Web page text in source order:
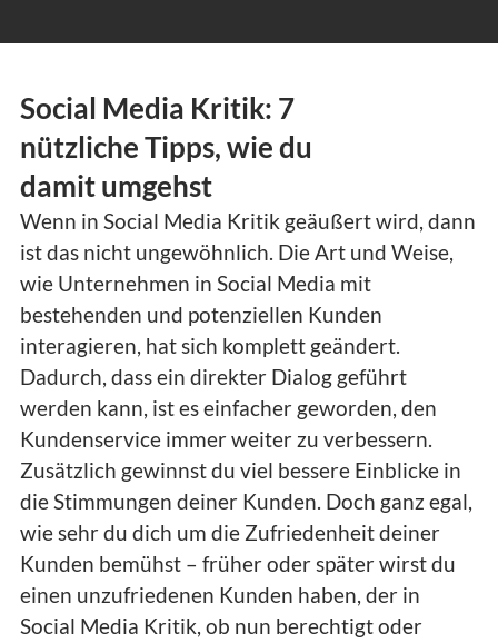
Social Media Kritik: 7
nützliche Tipps, wie du
damit umgehst
Wenn in Social Media Kritik geäußert wird, dann
ist das nicht ungewöhnlich. Die Art und Weise,
wie Unternehmen in Social Media mit
bestehenden und potenziellen Kunden
interagieren, hat sich komplett geändert.
Dadurch, dass ein direkter Dialog geführt
werden kann, ist es einfacher geworden, den
Kundenservice immer weiter zu verbessern.
Zusätzlich gewinnst du viel bessere Einblicke in
die Stimmungen deiner Kunden. Doch ganz egal,
wie sehr du dich um die Zufriedenheit deiner
Kunden bemühst – früher oder später wirst du
einen unzufriedenen Kunden haben, der in
Social Media Kritik, ob nun berechtigt oder